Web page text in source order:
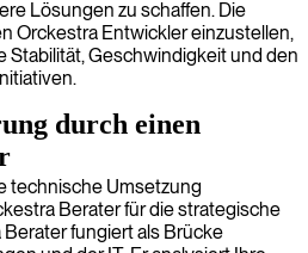
Lösungen zu schaffen. Die
Orckestra Entwickler einzustellen,
Stabilität, Geschwindigkeit und den
durch einen
technische Umsetzung
Berater für die strategische
fungiert als Brücke